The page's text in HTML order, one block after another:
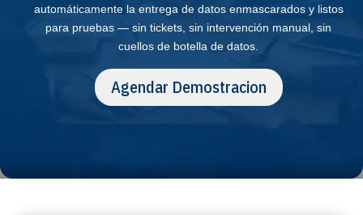
automáticamente la entrega de datos enmascarados y listos
para pruebas — sin tickets, sin intervención manual, sin
cuellos de botella de datos.
Agendar Demostracion